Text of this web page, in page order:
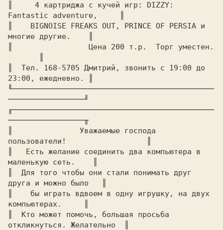
║     4 картриджа с кучей игр: DIZZY:
Fantastic adventure,     ║
║    BIGNOISE FREAKS OUT, PRINCE OF PERSIA и
многие другие.    ║
║  Тел. 168-5705 Дмитрий, звонить с 19:00 до
23:00, ежедневно. ║
╙─────────────────────────────────────────────
─────────────────╜
╓─────────────────────────────────────────────
─────────────────╥
пользователи!		       ║
║   Есть желание соединить два компьютера в
маленькую сеть.    ║
║  Для того чтобы они стали понимать друг
друга и можно было   ║
║    бы играть вдвоем в одну игрушку, на двух
компьютерах.     ║
║  Кто может помочь, большая просьба
откликнуться. Желательно  ║